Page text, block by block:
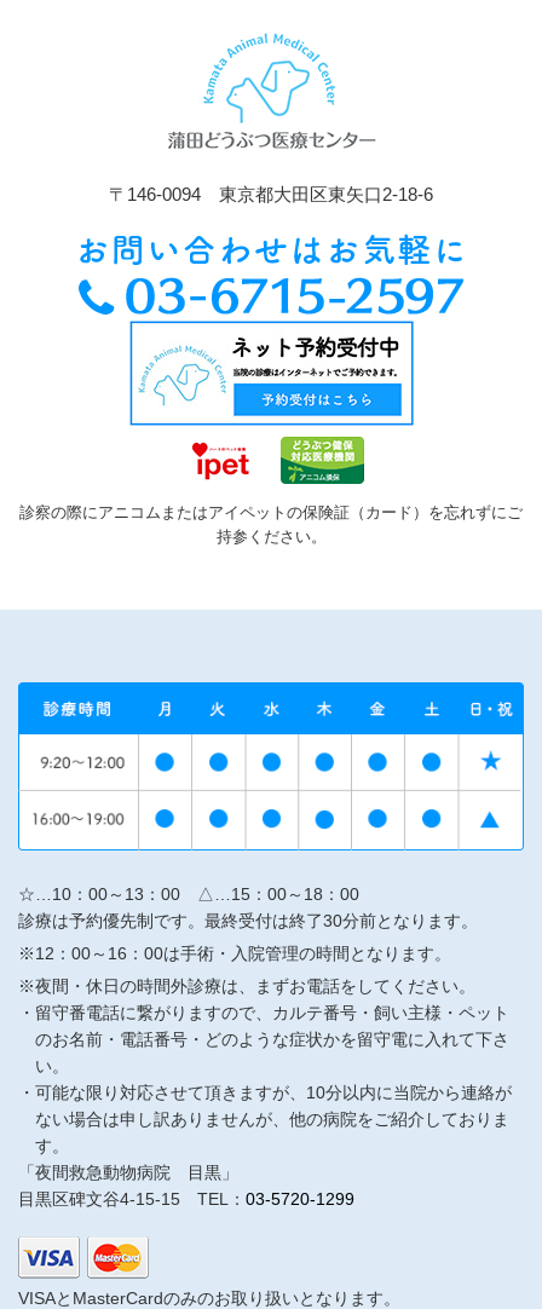
〒146-0094 東京都大田区東矢口2-18-6
診察の際にアニコムまたはアイペットの保険証（カード）を忘れずにご
持参ください。
☆…10：00～13：00 △…15：00～18：00
診療は予約優先制です。最終受付は終了30分前となります。
※12：00～16：00は手術・入院管理の時間となります。
※夜間・休日の時間外診療は、まずお電話をしてください。
留守番電話に繋がりますので、カルテ番号・飼い主様・ペット
のお名前・電話番号・どのような症状かを留守電に入れて下さ
い。
可能な限り対応させて頂きますが、10分以内に当院から連絡が
ない場合は申し訳ありませんが、他の病院をご紹介しておりま
す。
「夜間救急動物病院 目黒」
目黒区碑文谷4-15-15 TEL： 03-5720-1299
VISAとMasterCardのみのお取り扱いとなります。